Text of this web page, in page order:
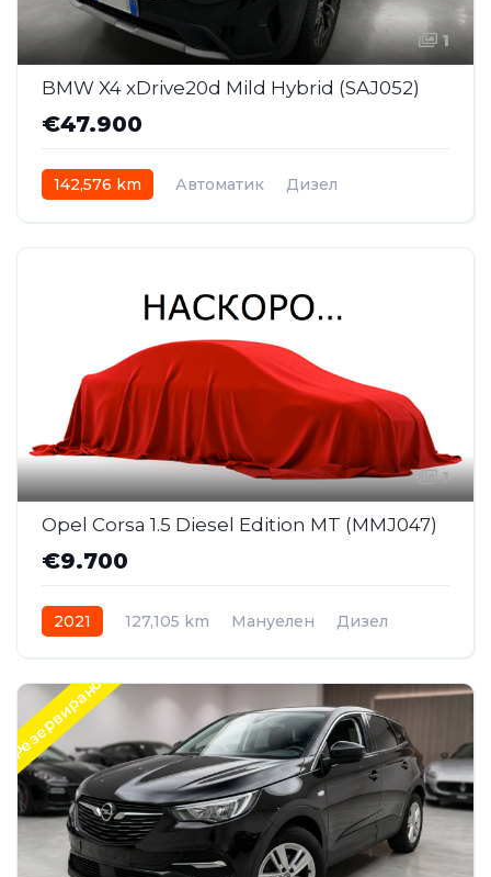
1
BMW X4 xDrive20d Mild Hybrid (SAJ052)
€47.900
142,576 km Автоматик
Дизел
1
Opel Corsa 1.5 Diesel Edition MT (MMJ047)
€9.700
2021 127,105 km Мануелен Дизел
Резервирано